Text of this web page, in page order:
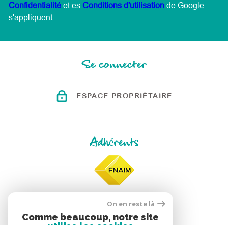
Confidentialité et es Conditions d'utilisation de Google
s'appliquent.
Se connecter
ESPACE PROPRIÉTAIRE
Adhérents
On en reste là
Comme beaucoup, notre site